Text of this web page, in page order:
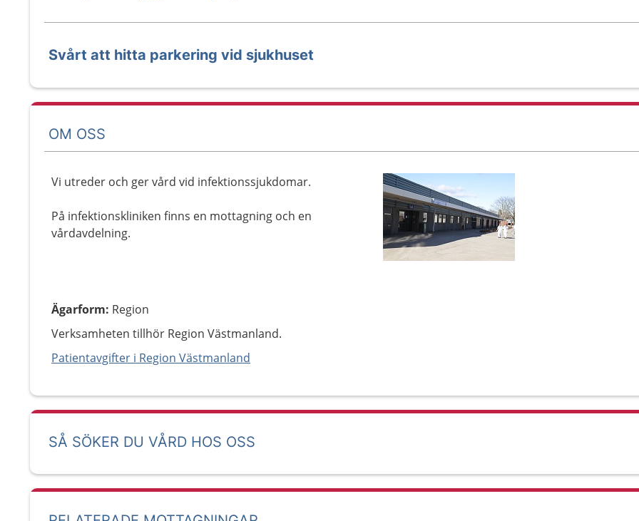
Svårt att hitta parkering vid sjukhuset
OM OSS
Vi utreder och ger vård vid infektionssjukdomar.
På infektionskliniken finns en mottagning och en
vårdavdelning.
Ägarform: Region
Verksamheten tillhör Region Västmanland.
Patientavgifter i Region Västmanland
SÅ SÖKER DU VÅRD HOS OSS